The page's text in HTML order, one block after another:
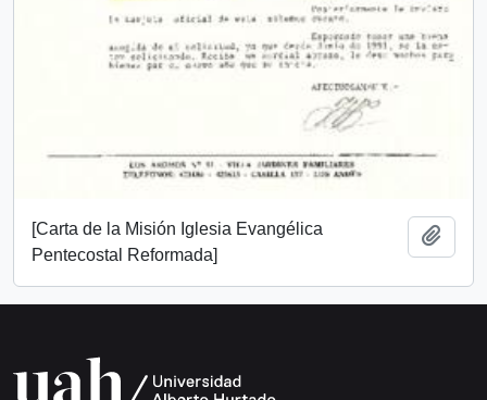
[Carta de la Misión Iglesia Evangélica
Pentecostal Reformada]